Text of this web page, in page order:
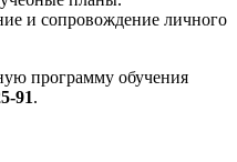
и сопровождение личного
программу обучения
91.